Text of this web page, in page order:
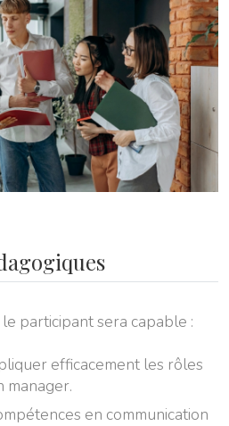
participant sera capable :
efficacement les rôles
manager.
en communication